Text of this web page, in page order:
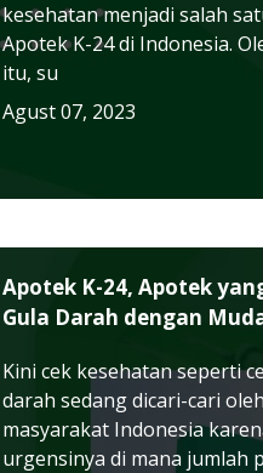
kesehatan menjadi salah
Apotek K-24 di Indonesia.
itu, su
Agust 07, 2023
Apotek K-24, Apotek
Gula Darah dengan
Kini cek kesehatan seperti
darah sedang dicari-cari oleh
masyarakat Indonesia
urgensinya di mana jumlah